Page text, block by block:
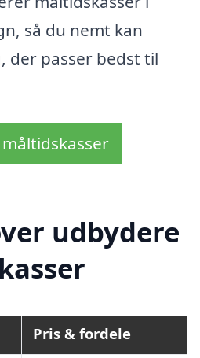
så du nemt kan
der passer bedst til
udbydere
Pris & fordele